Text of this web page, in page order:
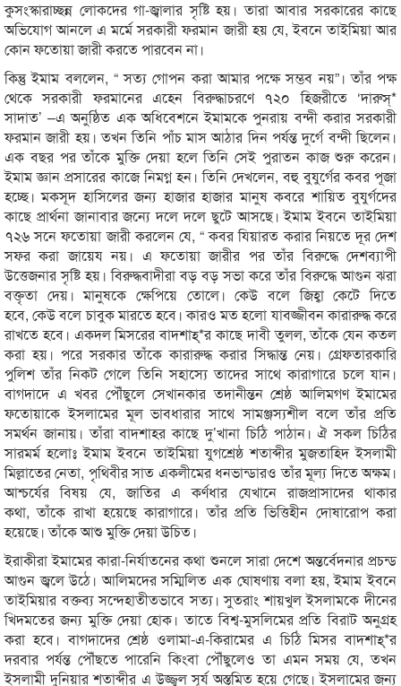
কুসংস্কারাচ্ছন্ন লোকদের গা-জ্বালার সৃষ্টি হয়। তারা আবার সরকারের কাছে
অভিযোগ আনলে এ মর্মে সরকারী ফরমান জারী হয় যে, ইবনে তাইমিয়া আর
কোন ফতোয়া জারী করতে পারবেন না।
কিন্তু ইমাম বললেন, “ সত্য গোপন করা আমার পক্ষে সম্ভব নয়”। তাঁর পক্ষ
থেকে সরকারী ফরমানের এহেন বিরুদ্ধাচরণে ৭২০ হিজরীতে ‘দারুস্*
সাদাত’ –এ অনুষ্ঠিত এক অধিবেশনে ইমামকে পুনরায় বন্দী করার সরকারী
ফরমান জারী হয়। তখন তিনি পাঁচ মাস আঠার দিন পর্যন্ত দুর্গে বন্দী ছিলেন।
এক বছর পর তাঁকে মুক্তি দেয়া হলে তিনি সেই পুরাতন কাজ শুরু করেন।
ইমাম জ্ঞান প্রসারের কাজে নিমগ্ন হন। তিনি দেখলেন, বহু বুযুর্গের কবর পূজা
হচ্ছে। মকসূদ হাসিলের জন্য হাজার হাজার মানুষ কবরে শায়িত বুযুর্গদের
কাছে প্রার্থনা জানাবার জন্যে দলে দলে ছুটে আসছে। ইমাম ইবনে তাইমিয়া
৭২৬ সনে ফতোয়া জারী করলেন যে, “ কবর যিয়ারত করার নিয়তে দূর দেশ
সফর করা জায়েয নয়। এ ফতোয়া জারীর পর তাঁর বিরুদ্ধে দেশব্যাপী
উত্তেজনার সৃষ্টি হয়। বিরুদ্ধবাদীরা বড় বড় সভা করে তাঁর বিরুদ্ধে আগুন ঝরা
বক্তৃতা দেয়। মানুষকে ক্ষেপিয়ে তোলে। কেউ বলে জিহ্বা কেটে দিতে
হবে, কেউ বলে চাবুক মারতে হবে। কারও মত হলো যাবজ্জীবন কারারুদ্ধ করে
রাখতে হবে। একদল মিসরের বাদশাহ্*র কাছে দাবী তুলল, তাঁকে যেন কতল
করা হয়। পরে সরকার তাঁকে কারারুদ্ধ করার সিদ্ধান্ত নেয়। গ্রেফতারকারি
পুলিশ তাঁর নিকট গেলে তিনি সহাস্যে তাদের সাথে কারাগারে চলে যান।
বাগদাদে এ খবর পৌঁছুলে সেখানকার তদানীন্তন শ্রেষ্ঠ আলিমগণ ইমামের
ফতোয়াকে ইসলামের মূল ভাবধারার সাথে সামঞ্জস্যশীল বলে তাঁর প্রতি
সমর্থন জানায়। তাঁরা বাদশাহর কাছে দু’খানা চিঠি পাঠান। ঐ সকল চিঠির
সারমর্ম হলোঃ ইমাম ইবনে তাইমিয়া যুগশ্রেষ্ঠ শতাব্দীর মুজতাহিদ ইসলামী
মিল্লাতের নেতা, পৃথিবীর সাত একলীমের ধনভান্ডারও তাঁর মূল্য দিতে অক্ষম।
আশ্চর্যের বিষয় যে, জাতির এ কর্ণধার যেখানে রাজপ্রাসাদের থাকার
কথা, তাঁকে রাখা হয়েছে কারাগারে। তাঁর প্রতি ভিত্তিহীন দোষারোপ করা
হয়েছে। তাঁকে আশু মুক্তি দেয়া উচিত।
ইরাকীরা ইমামের কারা-নির্যাতনের কথা শুনলে সারা দেশে অন্তর্বেদনার প্রচন্ড
আগুন জ্বলে উঠে। আলিমদের সম্মিলিত এক ঘোষণায় বলা হয়, ইমাম ইবনে
তাইমিয়ার বক্তব্য সন্দেহাতীতভাবে সত্য। সুতরাং শায়খুল ইসলামকে দীনের
খিদমতের জন্য মুক্তি দেয়া হোক। তাতে বিশ্ব-মুসলিমের প্রতি বিরাট অনুগ্রহ
করা হবে। বাগদাদের শ্রেষ্ঠ ওলামা-এ-কিরামের এ চিঠি মিসর বাদশাহ্*র
দরবার পর্যন্ত পৌঁছতে পারেনি কিংবা পৌঁছুলেও তা এমন সময় যে, তখন
ইসলামী দুনিয়ার শতাব্দীর এ উজ্জ্বল সূর্য অস্তমিত হয়ে গেছে। ইসলামের জন্য